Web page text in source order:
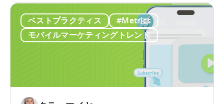
を
成
長
さ
料
の
ています。
広
告
ク
ベストプラクティス
#Metrics
モバイルマーケティングトレンド